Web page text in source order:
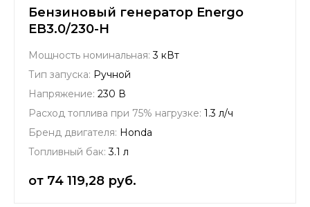
Бензиновый генератор Energo
EB3.0/230-H
Мощность номинальная:3 кВт
Тип запуска: Ручной
Напряжение: 230 В
Расход топлива при 75% нагрузке: 1.3 л/ч
Бренд двигателя: Honda
Топливный бак:3.1 л
от 74 119,28 руб.